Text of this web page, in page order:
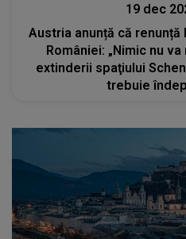
19 dec
Austria anunță că
României: „Nimic nu
extinderii spaţiului
trebuie